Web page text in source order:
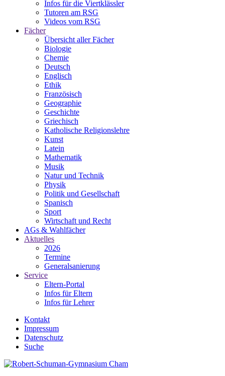
Infos für die Viertklässler
Tutoren am RSG
Videos vom RSG
Fächer
Übersicht aller Fächer
Biologie
Chemie
Deutsch
Englisch
Ethik
Französisch
Geographie
Geschichte
Griechisch
Katholische Religionslehre
Kunst
Latein
Mathematik
Musik
Natur und Technik
Physik
Politik und Gesellschaft
Spanisch
Sport
Wirtschaft und Recht
AGs & Wahlfächer
Aktuelles
2026
Termine
Generalsanierung
Service
Eltern-Portal
Infos für Eltern
Infos für Lehrer
Kontakt
Impressum
Datenschutz
Suche